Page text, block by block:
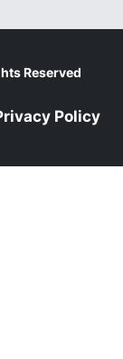
Reserved
Policy